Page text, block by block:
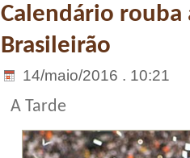
Calendário rouba
Brasileirão
14/maio/2016 . 10:21
A Tarde